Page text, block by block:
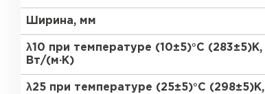
Ширина, мм
λ10 при температуре (10±5)°С (283±5)К,
Вт/(м·К)
λ25 при температуре (25±5)°С (298±5)К,
Утеплитель Изомин
ПЕРЕЙТИ
Утеплитель Термит